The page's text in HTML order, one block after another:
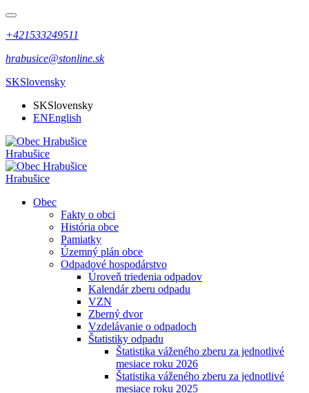
+421533249511
hrabusice@stonline.sk
SKSlovensky
SKSlovensky
ENEnglish
Hrabušice
Hrabušice
Obec
Fakty o obci
História obce
Pamiatky
Územný plán obce
Odpadové hospodárstvo
Úroveň triedenia odpadov
Kalendár zberu odpadu
VZN
Zberný dvor
Vzdelávanie o odpadoch
Štatistiky odpadu
Štatistika váženého zberu za jednotlivé
mesiace roku 2026
Štatistika váženého zberu za jednotlivé
mesiace roku 2025